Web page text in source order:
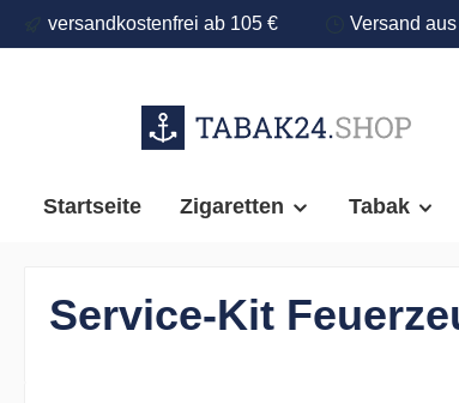
Zur Hauptnavigation springen
versandkostenfrei ab 105 € Versand
Startseite Zigaretten Tabak
Service-Kit